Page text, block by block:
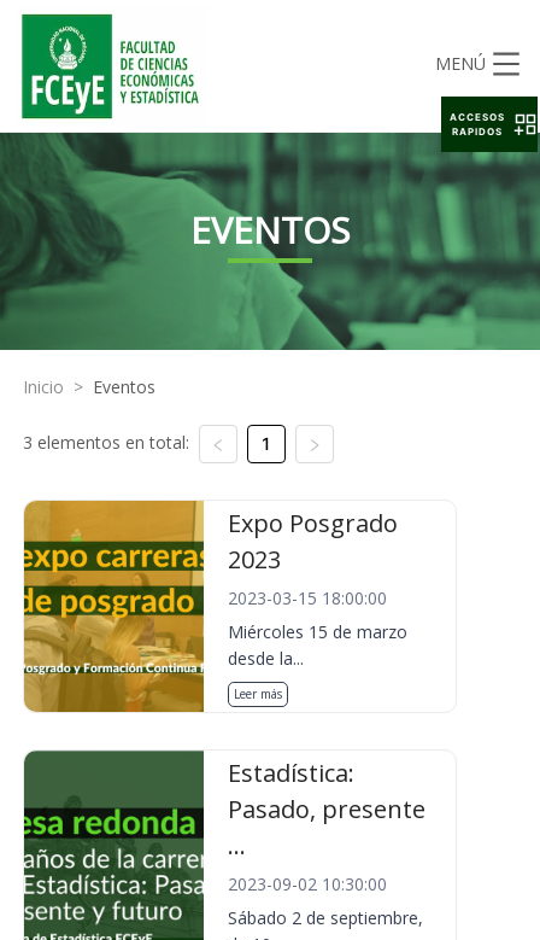
MENÚ
EVENTOS
Inicio > Eventos
3 elementos en total: 1
Expo Posgrado
2023
2023-03-15 18:00:00
Miércoles 15 de marzo
desde la...
Leer más
Estadística:
Pasado, presente
...
2023-09-02 10:30:00
Sábado 2 de septiembre,
ACCESOS
RAPIDOS